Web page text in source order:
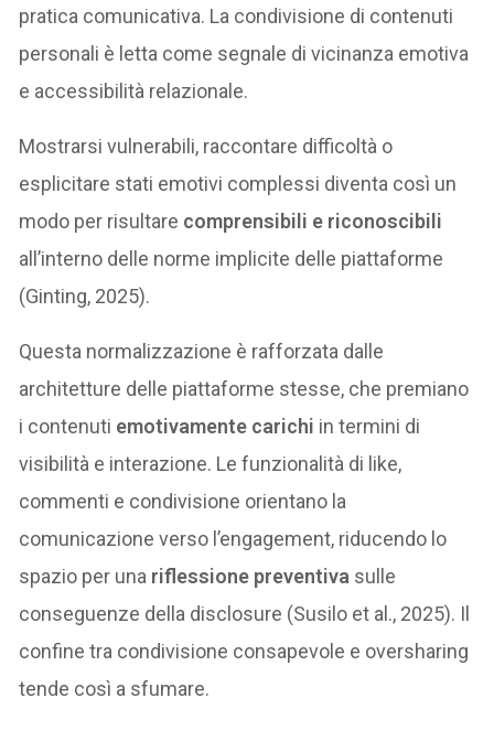
pratica comunicativa. La condivisione di contenuti
personali è letta come segnale di vicinanza emotiva
e accessibilità relazionale.
Mostrarsi vulnerabili, raccontare difficoltà o
esplicitare stati emotivi complessi diventa così un
modo per risultare comprensibili e riconoscibili
all’interno delle norme implicite delle piattaforme
(Ginting, 2025).
Questa normalizzazione è rafforzata dalle
architetture delle piattaforme stesse, che premiano
i contenuti emotivamente carichi in termini di
visibilità e interazione. Le funzionalità di like,
commenti e condivisione orientano la
comunicazione verso l’engagement, riducendo lo
spazio per una riflessione preventiva sulle
conseguenze della disclosure (Susilo et al., 2025). Il
confine tra condivisione consapevole e oversharing
tende così a sfumare.